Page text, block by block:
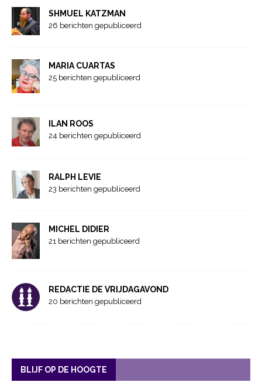
SHMUEL KATZMAN
26 berichten gepubliceerd
MARIA CUARTAS
25 berichten gepubliceerd
ILAN ROOS
24 berichten gepubliceerd
RALPH LEVIE
23 berichten gepubliceerd
MICHEL DIDIER
21 berichten gepubliceerd
REDACTIE DE VRIJDAGAVOND
20 berichten gepubliceerd
BLIJF OP DE HOOGTE